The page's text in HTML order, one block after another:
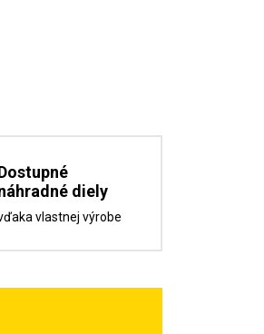
diely
vlastnej výrobe